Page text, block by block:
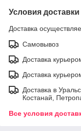
Условия доставки
Доставка
Самовывоз
Доставка
Доставка
Доставка в
Костанай,
Все условия